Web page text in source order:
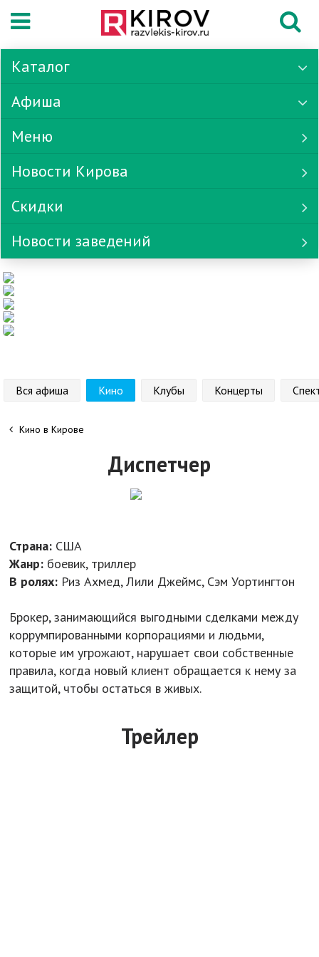
Каталог
Афиша
Меню
Новости Кирова
Скидки
Новости заведений
Вся афиша Кино Клубы Концерты
Кино в Кирове
Диспетчер
Страна: США
Жанр: боевик, триллер
В ролях: Риз Ахмед, Лили Джеймс, Сэм Уортингтон
Брокер, занимающийся выгодными сделками между
коррумпированными корпорациями и людьми,
которые им угрожают, нарушает свои собственные
правила, когда новый клиент обращается к нему за
защитой, чтобы остаться в живых.
Трейлер